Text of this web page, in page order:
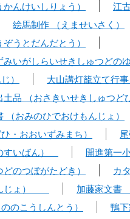
んけいしりょう）
江
絵馬制作 （えませいさく）
うとだんだとう）
いがしらいせきしゅつどの
）
大山講灯籠立て行
土品 （おさきいせきしゅつど
（おみのひでおけもんじょ）
・おおいずみまち）
すいばん）
開進第一
のつぼがたどき）
カ
んじょ）
加藤家文書
のこうしんとう）
鴨